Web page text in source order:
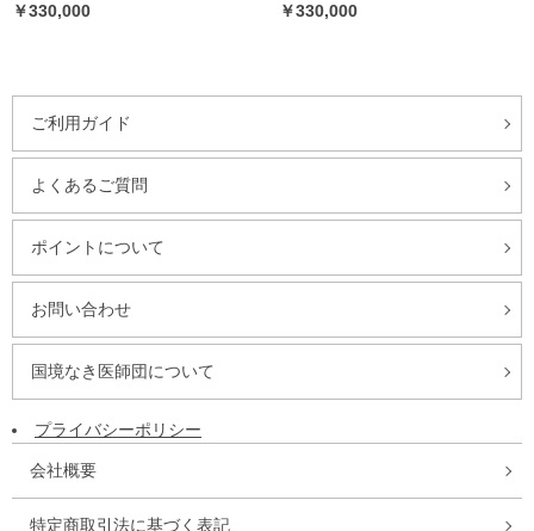
￥330,000
￥330,000
ご利用ガイド
よくあるご質問
ポイントについて
お問い合わせ
国境なき医師団について
プライバシーポリシー
会社概要
特定商取引法に基づく表記